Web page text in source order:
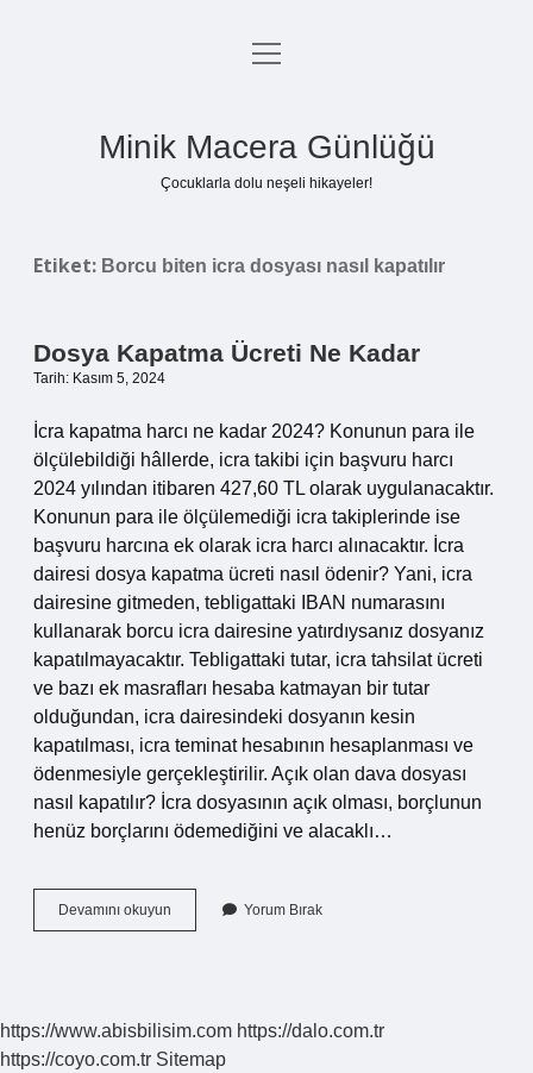
Anasayfa
menüyü
Minik Macera Günlüğü
Çocuklarla dolu neşeli hikayeler!
Etiket: Borcu biten icra dosyası nasıl kapatılır
Dosya Kapatma Ücreti Ne Kadar
Tarih: Kasım 5, 2024
İcra kapatma harcı ne kadar 2024? Konunun para ile
ölçülebildiği hâllerde, icra takibi için başvuru harcı
2024 yılından itibaren 427,60 TL olarak uygulanacaktır.
Konunun para ile ölçülemediği icra takiplerinde ise
başvuru harcına ek olarak icra harcı alınacaktır. İcra
dairesi dosya kapatma ücreti nasıl ödenir? Yani, icra
dairesine gitmeden, tebligattaki IBAN numarasını
kullanarak borcu icra dairesine yatırdıysanız dosyanız
kapatılmayacaktır. Tebligattaki tutar, icra tahsilat ücreti
ve bazı ek masrafları hesaba katmayan bir tutar
olduğundan, icra dairesindeki dosyanın kesin
kapatılması, icra teminat hesabının hesaplanması ve
ödenmesiyle gerçekleştirilir. Açık olan dava dosyası
nasıl kapatılır? İcra dosyasının açık olması, borçlunun
henüz borçlarını ödemediğini ve alacaklı…
Devamını okuyun
Kapatma
Yorum Bırak
https://www.abisbilisim.com https://dalo.com.tr
https://coyo.com.tr Sitemap